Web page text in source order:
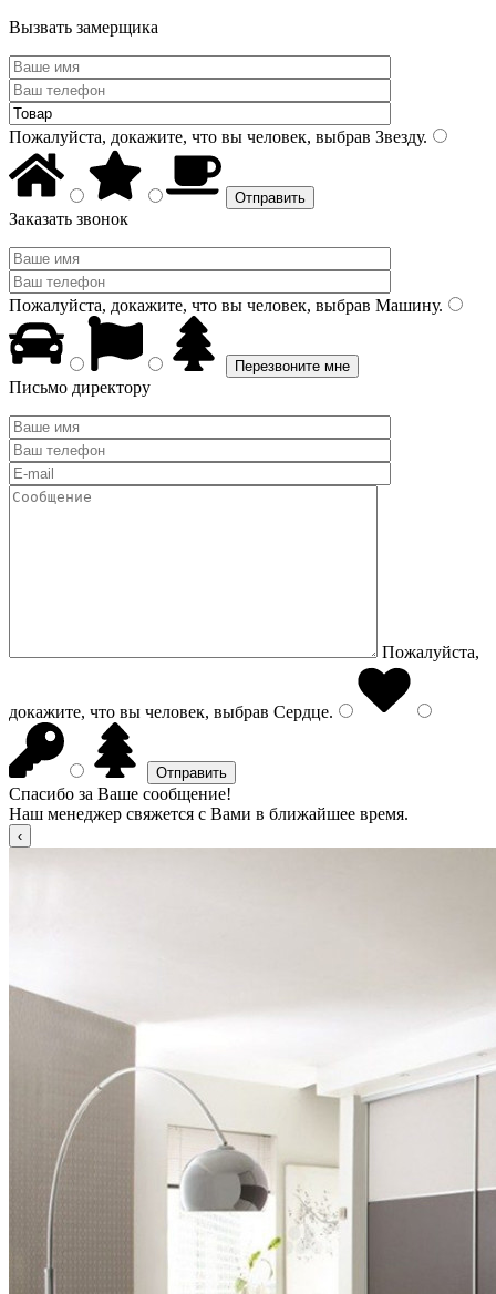
Вызвать замерщика
Пожалуйста, докажите, что вы человек, выбрав Звезду.
Заказать звонок
Пожалуйста, докажите, что вы человек, выбрав Машину.
Письмо директору
Пожалуйста,
докажите, что вы человек, выбрав Сердце.
Спасибо за Ваше сообщение!
Наш менеджер свяжется с Вами в ближайшее время.